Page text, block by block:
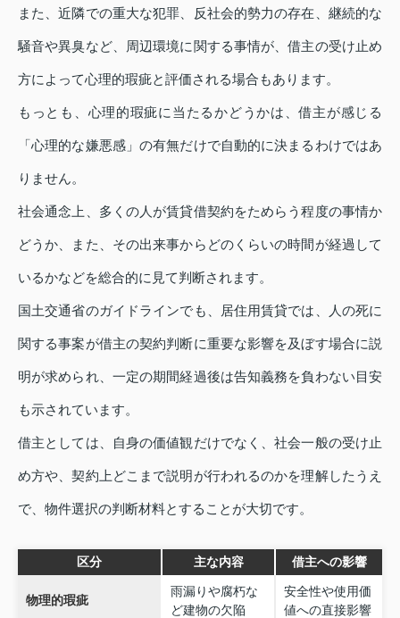
また、近隣での重大な犯罪、反社会的勢力の存在、継続的な
騒音や異臭など、周辺環境に関する事情が、借主の受け止め
方によって心理的瑕疵と評価される場合もあります。
もっとも、心理的瑕疵に当たるかどうかは、借主が感じる
「心理的な嫌悪感」の有無だけで自動的に決まるわけではあ
りません。
社会通念上、多くの人が賃貸借契約をためらう程度の事情か
どうか、また、その出来事からどのくらいの時間が経過して
いるかなどを総合的に見て判断されます。
国土交通省のガイドラインでも、居住用賃貸では、人の死に
関する事案が借主の契約判断に重要な影響を及ぼす場合に説
明が求められ、一定の期間経過後は告知義務を負わない目安
も示されています。
借主としては、自身の価値観だけでなく、社会一般の受け止
め方や、契約上どこまで説明が行われるのかを理解したうえ
で、物件選択の判断材料とすることが大切です。
区分 主な内容 借主への影響
物理的瑕疵
雨漏りや腐朽な
ど建物の欠陥
安全性や使用価
値への直接影響